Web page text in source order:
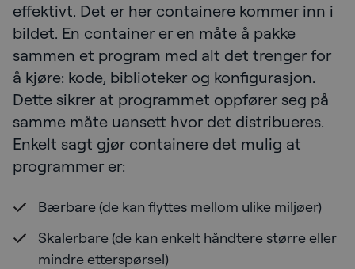
effektivt. Det er her containere kommer inn i
bildet. En container er en måte å pakke
sammen et program med alt det trenger for
å kjøre: kode, biblioteker og konfigurasjon.
Dette sikrer at programmet oppfører seg på
samme måte uansett hvor det distribueres.
Enkelt sagt gjør containere det mulig at
programmer er:
Bærbare (de kan flyttes mellom ulike miljøer)
Skalerbare (de kan enkelt håndtere større eller
mindre etterspørsel)